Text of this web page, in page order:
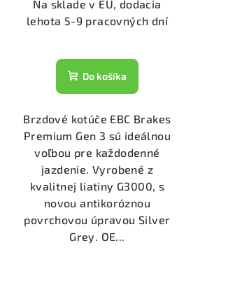
Na sklade v EU, dodacia
lehota 5-9 pracovných dní
Do košíka
Brzdové kotúče EBC Brakes
Premium Gen 3 sú ideálnou
voľbou pre každodenné
jazdenie. Vyrobené z
kvalitnej liatiny G3000, s
novou antikoróznou
povrchovou úpravou Silver
Grey. OE...